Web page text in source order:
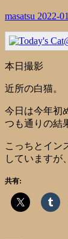
masatsu 2022-
本日撮影
近所の白猫。
今日は今年初
つも通りの結
こっちとイン
していますが
共有: